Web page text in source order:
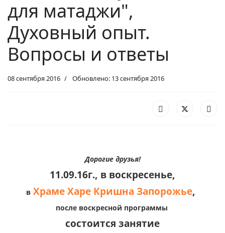
для матаджи",
Духовный опыт.
Вопросы и ответы
08 сентября 2016 Обновлено: 13 сентября 2016
Дорогие друзья!
11.09.16г., в воскресенье,
в Храме Харе Кришна Запорожье,
после воскресной программы
состоится занятие